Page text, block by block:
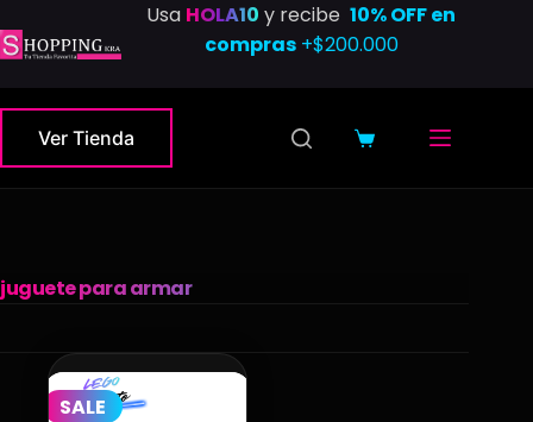
al
Usa HOLA10 y recibe10% OFF en
compras+$200.000
Ver Tienda
Carro
juguete para armar
SALE